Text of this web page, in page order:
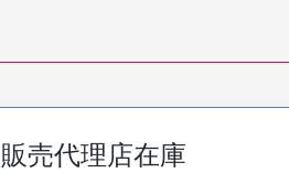
販売代理店在庫